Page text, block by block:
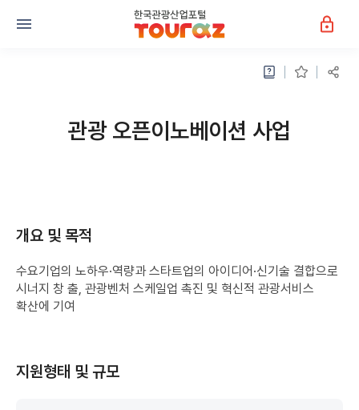
관광 오픈이노베이션 사업
개요 및 목적
수요기업의 노하우·역량과 스타트업의 아이디어·신기술 결합으로
시너지 창 출, 관광벤처 스케일업 촉진 및 혁신적 관광서비스
확산에 기여
지원형태 및 규모